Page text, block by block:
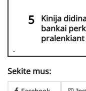
Kinija
bankai
Sekite mus: